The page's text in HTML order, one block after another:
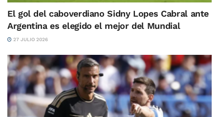
El gol del caboverdiano Sidny Lopes Cabral ante
Argentina es elegido el mejor del Mundial
27 JULIO 2026